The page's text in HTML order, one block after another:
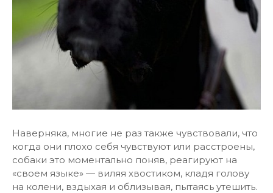
Наверняка, многие не раз также чувствовали, что
когда они плохо себя чувствуют или расстроены,
собаки это моментально поняв, реагируют на
«своем языке» — виляя хвостиком, кладя голову
на колени, вздыхая и облизывая, пытаясь утешить.